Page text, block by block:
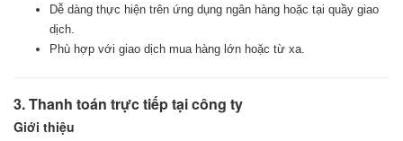
Dễ dàng thực hiện trên ứng dụng ngân hàng hoặc tại quầy giao
dịch.
Phù hợp với giao dịch mua hàng lớn hoặc từ xa.
3. Thanh toán trực tiếp tại công ty
Giới thiệu